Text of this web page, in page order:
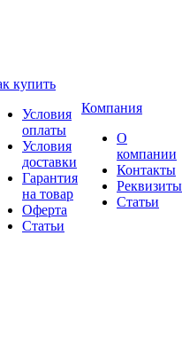
купить
Условия
оплаты
Условия
доставки
Гарантия
на товар
Оферта
Статьи
Компания
О
компании
Контакты
Реквизиты
Статьи